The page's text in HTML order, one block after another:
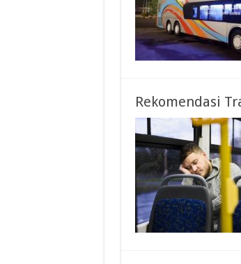
Rekomendasi